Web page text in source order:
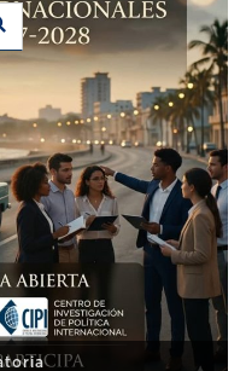
Studies